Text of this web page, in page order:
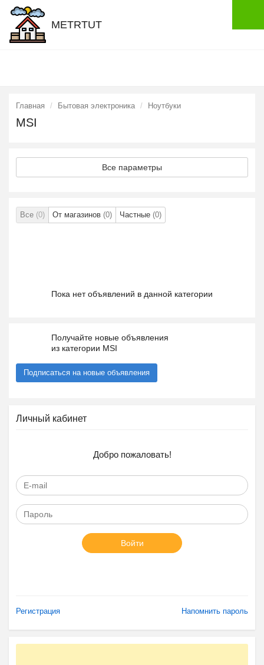
METRTUT
Главная Бытовая электроника Ноутбуки
MSI
Все параметры
Все (0) От магазинов (0) Частные (0)
Пока нет объявлений в данной категории
Получайте новые объявления
из категории MSI
Подписаться на новые объявления
Личный кабинет
Добро пожаловать!
Войти
Регистрация Напомнить пароль